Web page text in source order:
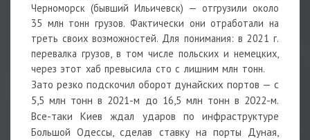
Черноморск (бывший Ильичевск) — отгрузили около
35 млн тонн грузов. Фактически они отработали на
треть своих возможностей. Для понимания: в 2021 г.
перевалка грузов, в том числе польских и немецких,
через этот хаб превысила сто с лишним млн тонн.
Зато резко подскочил оборот дунайских портов — с
5,5 млн тонн в 2021-м до 16,5 млн тонн в 2022-м.
Все-таки Киев ждал ударов по инфраструктуре
Большой Одессы, сделав ставку на порты Дуная,